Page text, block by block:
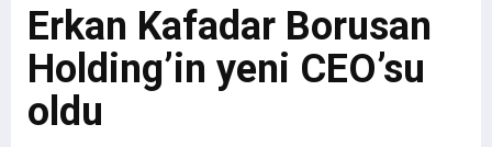
Erkan Kafadar Borusan
Holding’in yeni CEO’su
oldu